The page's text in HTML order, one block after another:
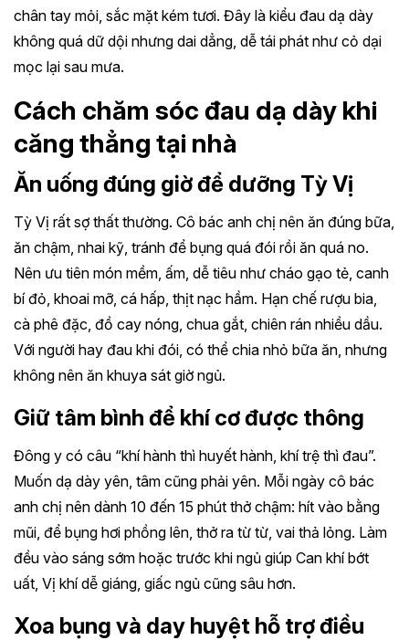
chân tay mỏi, sắc mặt kém tươi. Đây là kiểu đau dạ dày
không quá dữ dội nhưng dai dẳng, dễ tái phát như cỏ dại
mọc lại sau mưa.
Cách chăm sóc đau dạ dày khi
căng thẳng tại nhà
Ăn uống đúng giờ để dưỡng Tỳ Vị
Tỳ Vị rất sợ thất thường. Cô bác anh chị nên ăn đúng bữa,
ăn chậm, nhai kỹ, tránh để bụng quá đói rồi ăn quá no.
Nên ưu tiên món mềm, ấm, dễ tiêu như cháo gạo tẻ, canh
bí đỏ, khoai mỡ, cá hấp, thịt nạc hầm. Hạn chế rượu bia,
cà phê đặc, đồ cay nóng, chua gắt, chiên rán nhiều dầu.
Với người hay đau khi đói, có thể chia nhỏ bữa ăn, nhưng
không nên ăn khuya sát giờ ngủ.
Giữ tâm bình để khí cơ được thông
Đông y có câu “khí hành thì huyết hành, khí trệ thì đau”.
Muốn dạ dày yên, tâm cũng phải yên. Mỗi ngày cô bác
anh chị nên dành 10 đến 15 phút thở chậm: hít vào bằng
mũi, để bụng hơi phồng lên, thở ra từ từ, vai thả lỏng. Làm
đều vào sáng sớm hoặc trước khi ngủ giúp Can khí bớt
uất, Vị khí dễ giáng, giấc ngủ cũng sâu hơn.
Xoa bụng và day huyệt hỗ trợ điều